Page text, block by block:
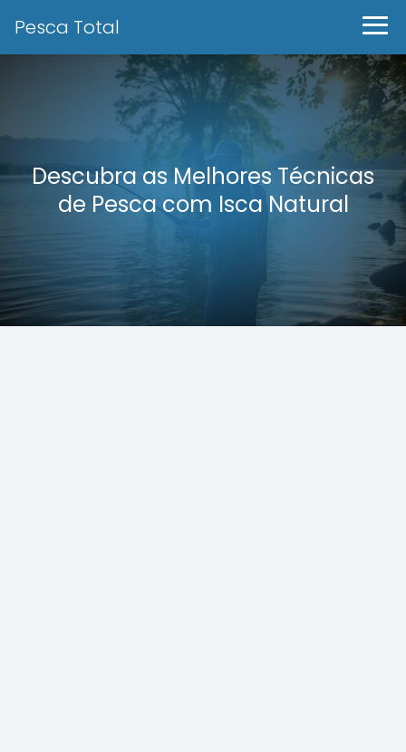
Pesca Total
Descubra as Melhores Técnicas
de Pesca com Isca Natural